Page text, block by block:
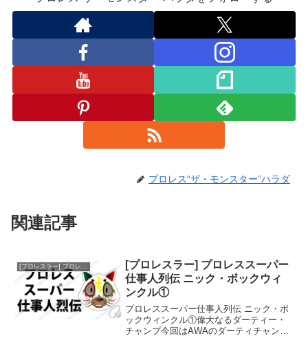
m
プロレス“ザ・モンスター”ハラダ
関連記事
[プロレスラー] プロレススーパー仕事人列伝
[プロレスラー] プロレススーパー
仕事人列伝 ニック・ボックウィ
ンクル①
プロレススーパー仕事人列伝 ニック・ボ
ックウィンクル①偉大なるダーティー・
チャンプ今回はAWAのダーティチャンプ